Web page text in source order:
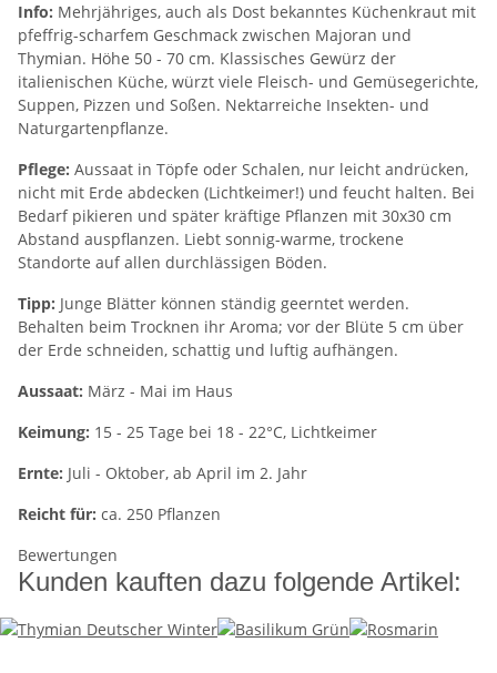
Info: Mehrjähriges, auch als Dost bekanntes Küchenkraut mit
pfeffrig-scharfem Geschmack zwischen Majoran und
Thymian. Höhe 50 - 70 cm. Klassisches Gewürz der
italienischen Küche, würzt viele Fleisch- und Gemüsegerichte,
Suppen, Pizzen und Soßen. Nektarreiche Insekten- und
Naturgartenpflanze.
Pflege: Aussaat in Töpfe oder Schalen, nur leicht andrücken,
nicht mit Erde abdecken (Lichtkeimer!) und feucht halten. Bei
Bedarf pikieren und später kräftige Pflanzen mit 30x30 cm
Abstand auspflanzen. Liebt sonnig-warme, trockene
Standorte auf allen durchlässigen Böden.
Tipp: Junge Blätter können ständig geerntet werden.
Behalten beim Trocknen ihr Aroma; vor der Blüte 5 cm über
der Erde schneiden, schattig und luftig aufhängen.
Aussaat: März - Mai im Haus
Keimung: 15 - 25 Tage bei 18 - 22°C, Lichtkeimer
Ernte: Juli - Oktober, ab April im 2. Jahr
Reicht für: ca. 250 Pflanzen
Bewertungen
Kunden kauften dazu folgende Artikel: